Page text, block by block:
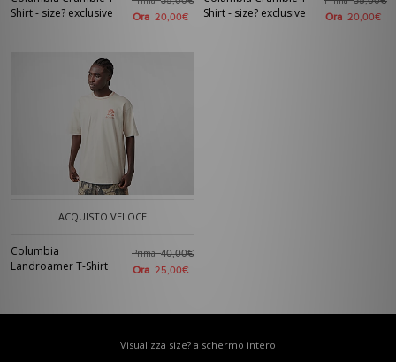
Shirt - size? exclusive
Ora 20,00€
Shirt - size? exclusive
Ora 20,00€
ACQUISTO VELOCE
Columbia
Landroamer T-Shirt
Prima40,00€
Ora 25,00€
Visualizza size? a schermo intero